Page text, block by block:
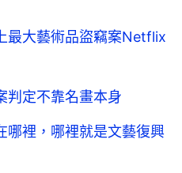
大藝術品盜竊案Netflix
定不靠名畫本身
裡，哪裡就是文藝復興